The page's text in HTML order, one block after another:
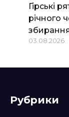
Гірські
річного
03.08.2026
Рубрики